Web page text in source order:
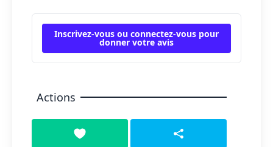
Inscrivez-vous ou connectez-vous pour
donner votre avis
Actions